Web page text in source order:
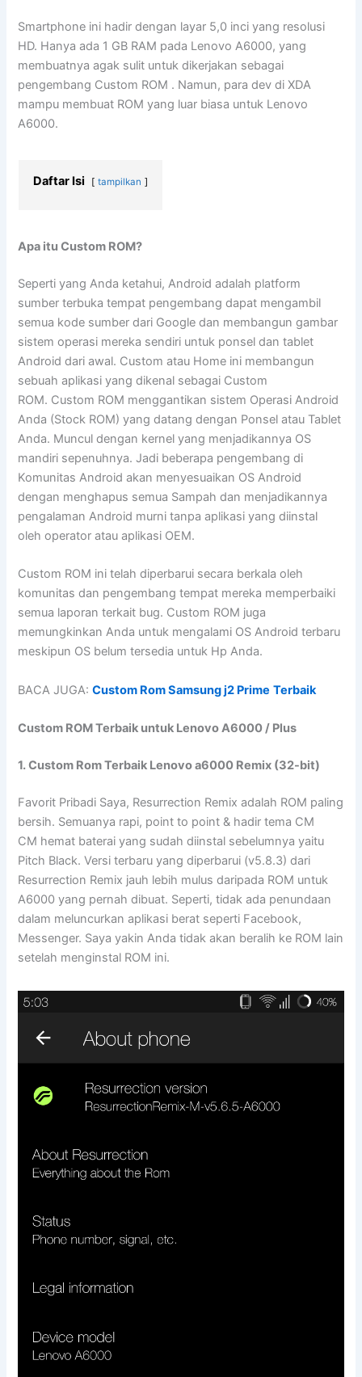
Smartphone ini hadir dengan layar 5,0 inci yang resolusi
HD. Hanya ada 1 GB RAM pada Lenovo A6000, yang
membuatnya agak sulit untuk dikerjakan sebagai
pengembang Custom ROM . Namun, para dev di XDA
mampu membuat ROM yang luar biasa untuk Lenovo
A6000.
Daftar Isi tampilkan
Apa itu Custom ROM?
Seperti yang Anda ketahui, Android adalah platform
sumber terbuka tempat pengembang dapat mengambil
semua kode sumber dari Google dan membangun gambar
sistem operasi mereka sendiri untuk ponsel dan tablet
Android dari awal. Custom atau Home ini membangun
sebuah aplikasi yang dikenal sebagai Custom
ROM. Custom ROM menggantikan sistem Operasi Android
Anda (Stock ROM) yang datang dengan Ponsel atau Tablet
Anda. Muncul dengan kernel yang menjadikannya OS
mandiri sepenuhnya. Jadi beberapa pengembang di
Komunitas Android akan menyesuaikan OS Android
dengan menghapus semua Sampah dan menjadikannya
pengalaman Android murni tanpa aplikasi yang diinstal
oleh operator atau aplikasi OEM.
Custom ROM ini telah diperbarui secara berkala oleh
komunitas dan pengembang tempat mereka memperbaiki
semua laporan terkait bug. Custom ROM juga
memungkinkan Anda untuk mengalami OS Android terbaru
meskipun OS belum tersedia untuk Hp Anda.
BACA JUGA:Custom Rom Samsung j2 Prime Terbaik
Custom ROM Terbaik untuk Lenovo A6000 / Plus
1. Custom Rom Terbaik Lenovo a6000 Remix (32-bit)
Favorit Pribadi Saya, Resurrection Remix adalah ROM paling
bersih. Semuanya rapi, point to point & hadir tema CM
CM hemat baterai yang sudah diinstal sebelumnya yaitu
Pitch Black. Versi terbaru yang diperbarui (v5.8.3) dari
Resurrection Remix jauh lebih mulus daripada ROM untuk
A6000 yang pernah dibuat. Seperti, tidak ada penundaan
dalam meluncurkan aplikasi berat seperti Facebook,
Messenger. Saya yakin Anda tidak akan beralih ke ROM lain
setelah menginstal ROM ini.